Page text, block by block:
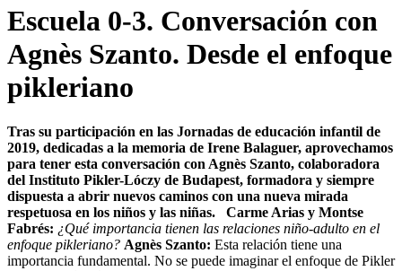
Escuela 0-3. Conversación con
Agnès Szanto. Desde el enfoque
pikleriano
Tras su participación en las Jornadas de educación infantil de
2019, dedicadas a la memoria de Irene Balaguer, aprovechamos
para tener esta conversación con Agnès Szanto, colaboradora
del Instituto Pikler-Lóczy de Budapest, formadora y siempre
dispuesta a abrir nuevos caminos con una nueva mirada
respetuosa en los niños y las niñas.
Carme Arias y Montse
Fabrés: ¿Qué importancia tienen las relaciones niño-adulto en el
enfoque pikleriano? Agnès Szanto: Esta relación tiene una
importancia fundamental. No se puede imaginar el enfoque de Pikler